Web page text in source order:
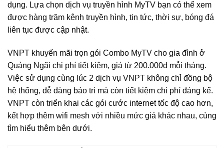
dụng. Lựa chọn dịch vụ truyền hình MyTV bạn có thể xem
được hàng trăm kênh truyền hình, tin tức, thời sự, bóng đá
liên tục được cập nhật.
VNPT khuyến mãi trọn gói Combo MyTV cho gia đình ở
Quảng Ngãi chi phí tiết kiệm, giá từ 200.000đ mỗi tháng.
Việc sử dụng cùng lúc 2 dịch vụ VNPT không chỉ đồng bộ
hệ thống, dễ dàng bảo trì mà còn tiết kiệm chi phí đáng kể.
VNPT còn triển khai các gói cước internet tốc độ cao hơn,
kết hợp thêm wifi mesh với nhiều mức giá khác nhau, cùng
tìm hiểu thêm bên dưới.